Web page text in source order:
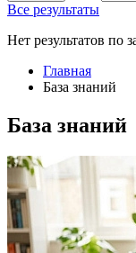
Все результаты
Нет результатов по
Главная
База знаний
База знаний